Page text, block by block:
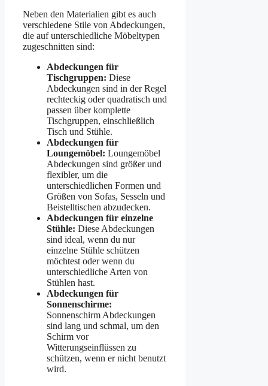
Neben den Materialien gibt es auch
verschiedene Stile von Abdeckungen,
die auf unterschiedliche Möbeltypen
zugeschnitten sind:
Abdeckungen für
Tischgruppen: Diese
Abdeckungen sind in der Regel
rechteckig oder quadratisch und
passen über komplette
Tischgruppen, einschließlich
Tisch und Stühle.
Abdeckungen für
Loungemöbel: Loungemöbel
Abdeckungen sind größer und
flexibler, um die
unterschiedlichen Formen und
Größen von Sofas, Sesseln und
Beistelltischen abzudecken.
Abdeckungen für einzelne
Stühle: Diese Abdeckungen
sind ideal, wenn du nur
einzelne Stühle schützen
möchtest oder wenn du
unterschiedliche Arten von
Stühlen hast.
Abdeckungen für
Sonnenschirme:
Sonnenschirm Abdeckungen
sind lang und schmal, um den
Schirm vor
Witterungseinflüssen zu
schützen, wenn er nicht benutzt
wird.